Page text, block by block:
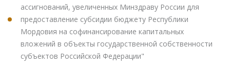
ассигнований, увеличенных Минздраву России для
предоставление субсидии бюджету Республики
Мордовия на софинансирование капитальных
вложений в объекты государственной собственности
субъектов Российской Федерации"